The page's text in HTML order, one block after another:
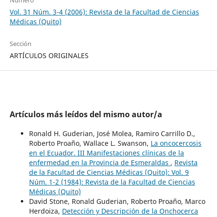
Vol. 31 Núm. 3-4 (2006): Revista de la Facultad de Ciencias
Médicas (Quito)
Sección
ARTÍCULOS ORIGINALES
Artículos más leídos del mismo autor/a
Ronald H. Guderian, José Molea, Ramiro Carrillo D.,
Roberto Proaño, Wallace L. Swanson, La oncocercosis
en el Ecuador. III Manifestaciones clínicas de la
enfermedad en la Provincia de Esmeraldas , Revista
de la Facultad de Ciencias Médicas (Quito): Vol. 9
Núm. 1-2 (1984): Revista de la Facultad de Ciencias
Médicas (Quito)
David Stone, Ronald Guderian, Roberto Proaño, Marco
Herdoiza, Detección y Descripción de la Onchocerca